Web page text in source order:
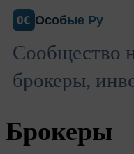
ОС Особые Ру
Сообщество
брокеры,
Брокеры